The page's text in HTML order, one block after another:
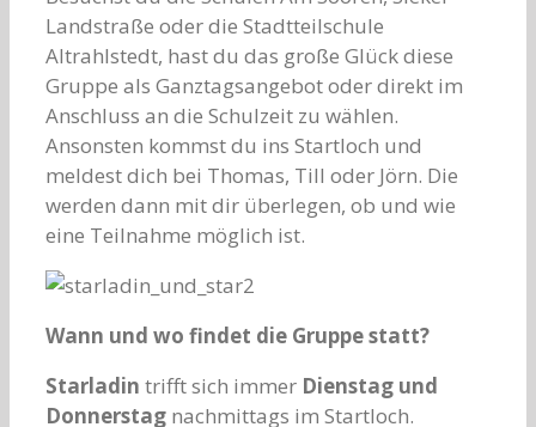
Landstraße oder die Stadtteilschule
Altrahlstedt, hast du das große Glück diese
Gruppe als Ganztagsangebot oder direkt im
Anschluss an die Schulzeit zu wählen.
Ansonsten kommst du ins Startloch und
meldest dich bei Thomas, Till oder Jörn. Die
werden dann mit dir überlegen, ob und wie
eine Teilnahme möglich ist.
Wann und wo findet die Gruppe statt?
Starladin trifft sich immer Dienstag und
Donnerstag nachmittags im Startloch.